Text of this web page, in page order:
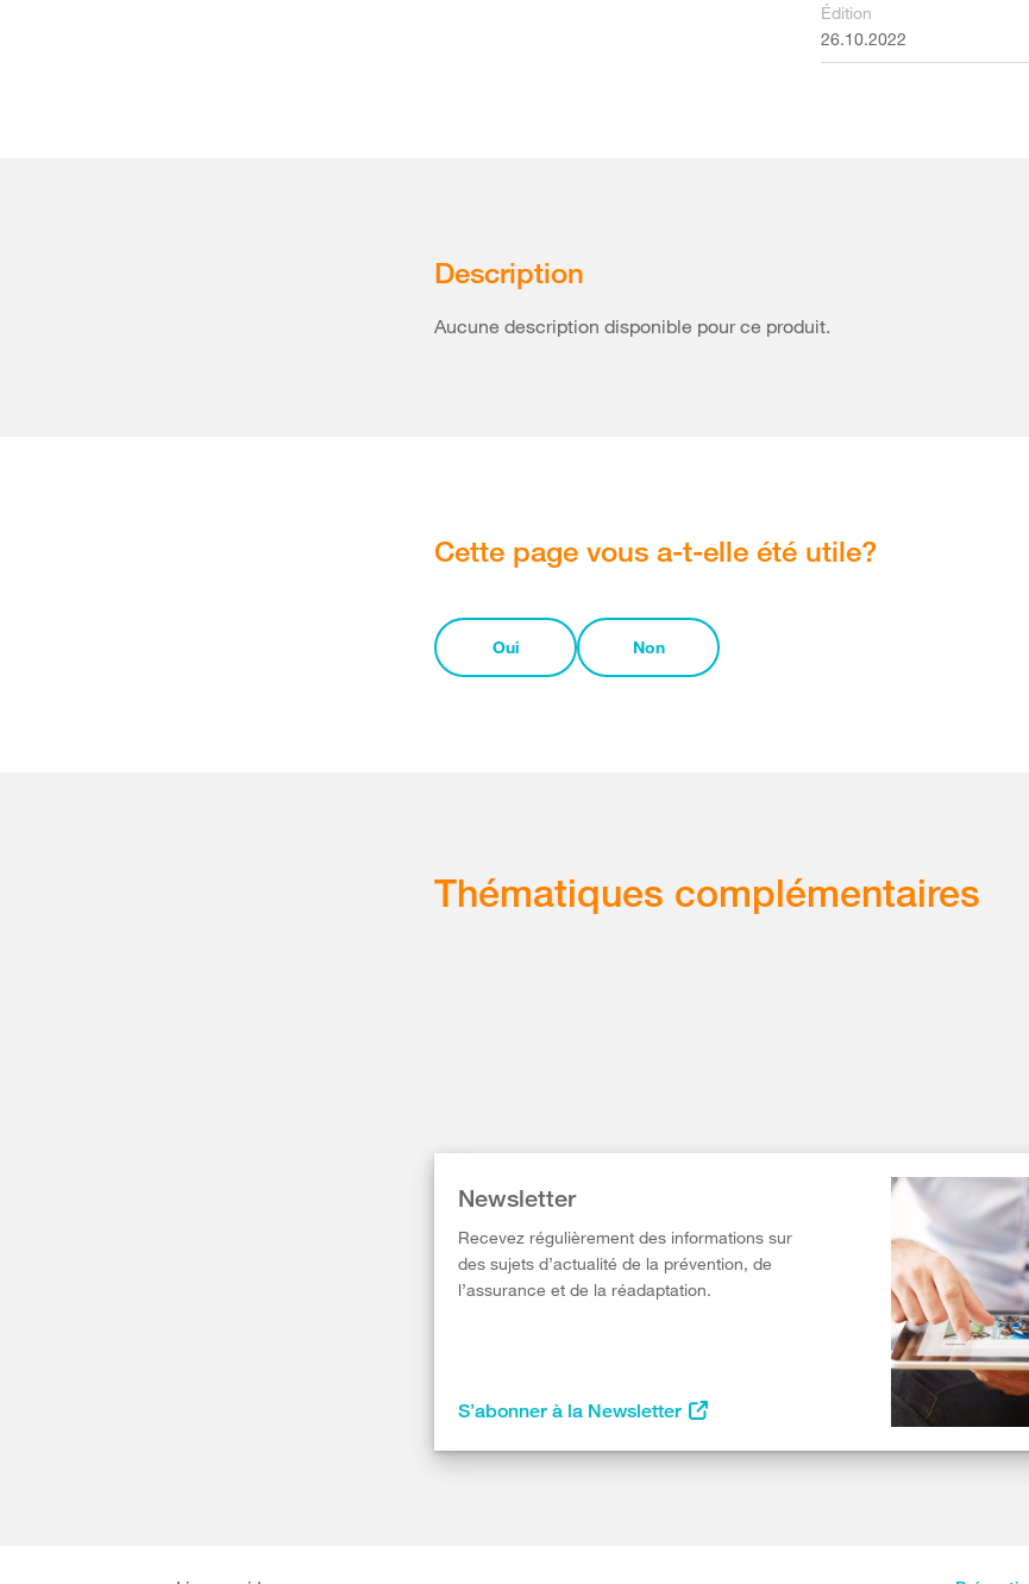
Édition
26.10.2022
Description
Aucune description disponible pour ce produit.
Cette page vous a-t-elle été utile?
Oui Non
Thématiques complémentaires
Newsletter
Recevez régulièrement des informations sur
des sujets d’actualité de la prévention, de
l’assurance et de la réadaptation.
S’abonner à la Newsletter